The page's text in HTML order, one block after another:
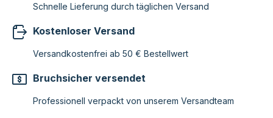
Schnelle Lieferung durch täglichen Versand
Kostenloser Versand
Versandkostenfrei ab 50 € Bestellwert
Bruchsicher versendet
Professionell verpackt von unserem Versandteam